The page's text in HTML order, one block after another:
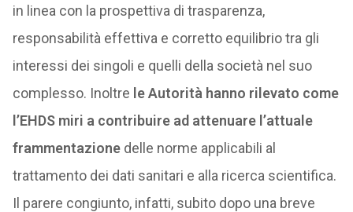
in linea con la prospettiva di trasparenza,
responsabilità effettiva e corretto equilibrio tra gli
interessi dei singoli e quelli della società nel suo
complesso. Inoltre le Autorità hanno rilevato come
l’EHDS miri a contribuire ad attenuare l’attuale
frammentazionedelle norme applicabili al
trattamento dei dati sanitari e alla ricerca scientifica.
Il parere congiunto, infatti, subito dopo una breve